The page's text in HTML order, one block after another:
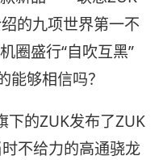
的九项世界第一不
圈盛行“自吹互黑”
能够相信吗？
下的ZUK发布了ZUK
不给力的高通骁龙